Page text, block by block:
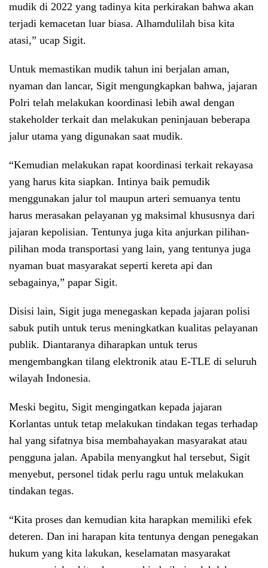
mudik di 2022 yang tadinya kita perkirakan bahwa akan
terjadi kemacetan luar biasa. Alhamdulilah bisa kita
atasi,” ucap Sigit.
Untuk memastikan mudik tahun ini berjalan aman,
nyaman dan lancar, Sigit mengungkapkan bahwa, jajaran
Polri telah melakukan koordinasi lebih awal dengan
stakeholder terkait dan melakukan peninjauan beberapa
jalur utama yang digunakan saat mudik.
“Kemudian melakukan rapat koordinasi terkait rekayasa
yang harus kita siapkan. Intinya baik pemudik
menggunakan jalur tol maupun arteri semuanya tentu
harus merasakan pelayanan yg maksimal khususnya dari
jajaran kepolisian. Tentunya juga kita anjurkan pilihan-
pilihan moda transportasi yang lain, yang tentunya juga
nyaman buat masyarakat seperti kereta api dan
sebagainya,” papar Sigit.
Disisi lain, Sigit juga menegaskan kepada jajaran polisi
sabuk putih untuk terus meningkatkan kualitas pelayanan
publik. Diantaranya diharapkan untuk terus
mengembangkan tilang elektronik atau E-TLE di seluruh
wilayah Indonesia.
Meski begitu, Sigit mengingatkan kepada jajaran
Korlantas untuk tetap melakukan tindakan tegas terhadap
hal yang sifatnya bisa membahayakan masyarakat atau
pengguna jalan. Apabila menyangkut hal tersebut, Sigit
menyebut, personel tidak perlu ragu untuk melakukan
tindakan tegas.
“Kita proses dan kemudian kita harapkan memiliki efek
deteren. Dan ini harapan kita tentunya dengan penegakan
hukum yang kita lakukan, keselamatan masyarakat